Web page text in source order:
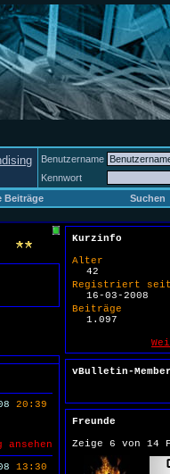
Benutzername
Kennwort
Beiträge Suchen
20:39
ansehen
13:30
Kurzinfo
Alter
42
Registriert seit
16-03-2008
Beiträge
1.097
vBulletin-
Freunde
Zeige 6 von 14